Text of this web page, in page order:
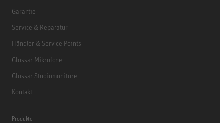
Garantie
Service & Reparatur
Händler & Service Points
Glossar Mikrofone
Glossar Studiomonitore
Kontakt
Produkte